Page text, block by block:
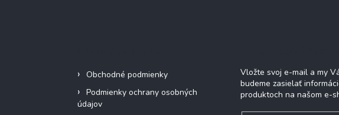
Obchodné podmienky
Podmienky ochrany osobných
údajov
Vložte svoj e-mail a my
budeme zasielať
produktoch na našom e-